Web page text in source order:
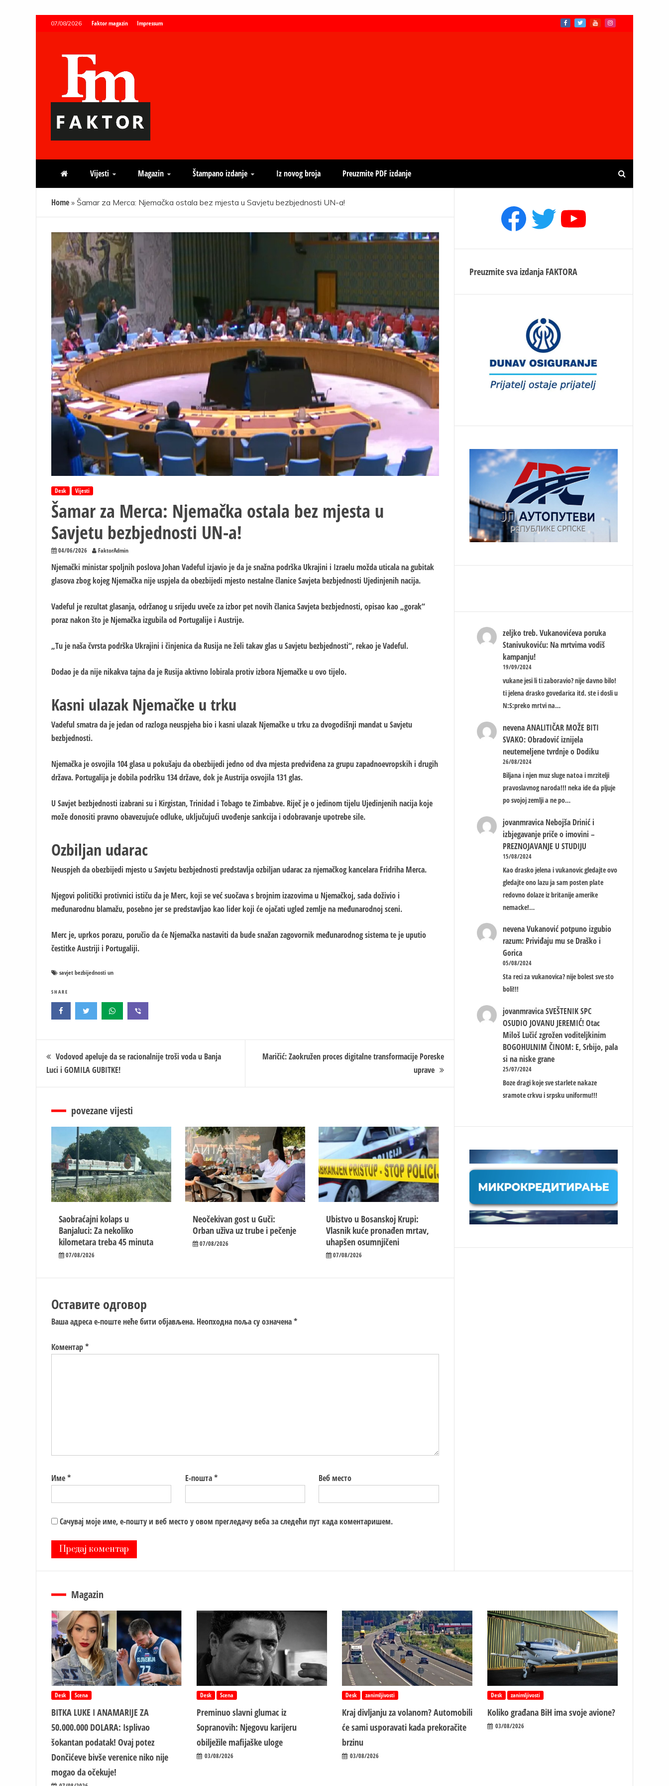
07/08/2026 Faktor magazin Impressum
Faktor magazin
Vijesti Magazin Štampano izdanje Iz novog broja Preuzmite PDF izdanje
Home » Šamar za Merca: Njemačka ostala bez mjesta u Savjetu bezbjednosti UN-a!
Desk Vijesti
Šamar za Merca: Njemačka ostala bez mjesta u
Savjetu bezbjednosti UN-a!
04/06/2026 FaktorAdmin
Njemački ministar spoljnih poslova Johan Vadeful izjavio je da je snažna podrška Ukrajini i Izraelu možda uticala na gubitak
glasova zbog kojeg Njemačka nije uspjela da obezbijedi mjesto nestalne članice Savjeta bezbjednosti Ujedinjenih nacija.
Vadeful je rezultat glasanja, održanog u srijedu uveče za izbor pet novih članica Savjeta bezbjednosti, opisao kao „gorak“
poraz nakon što je Njemačka izgubila od Portugalije i Austrije.
„Tu je naša čvrsta podrška Ukrajini i činjenica da Rusija ne želi takav glas u Savjetu bezbjednosti“, rekao je Vadeful.
Dodao je da nije nikakva tajna da je Rusija aktivno lobirala protiv izbora Njemačke u ovo tijelo.
Kasni ulazak Njemačke u trku
Vadeful smatra da je jedan od razloga neuspjeha bio i kasni ulazak Njemačke u trku za dvogodišnji mandat u Savjetu
bezbjednosti.
Njemačka je osvojila 104 glasa u pokušaju da obezbijedi jedno od dva mjesta predviđena za grupu zapadnoevropskih i drugih
država. Portugalija je dobila podršku 134 države, dok je Austrija osvojila 131 glas.
U Savjet bezbjednosti izabrani su i Kirgistan, Trinidad i Tobago te Zimbabve. Riječ je o jedinom tijelu Ujedinjenih nacija koje
može donositi pravno obavezujuće odluke, uključujući uvođenje sankcija i odobravanje upotrebe sile.
Ozbiljan udarac
Neuspjeh da obezbijedi mjesto u Savjetu bezbjednosti predstavlja ozbiljan udarac za njemačkog kancelara Fridriha Merca.
Njegovi politički protivnici ističu da je Merc, koji se već suočava s brojnim izazovima u Njemačkoj, sada doživio i
međunarodnu blamažu, posebno jer se predstavljao kao lider koji će ojačati ugled zemlje na međunarodnoj sceni.
Merc je, uprkos porazu, poručio da će Njemačka nastaviti da bude snažan zagovornik međunarodnog sistema te je uputio
čestitke Austriji i Portugaliji.
savjet bezbijednosti un
SHARE
Кретање
чланка
Vodovod apeluje da se racionalnije troši voda u Banja
Luci i GOMILA GUBITKE!
Maričić: Zaokružen proces digitalne transformacije Poreske
uprave
povezane vijesti
Saobraćajni kolaps u
Banjaluci: Za nekoliko
kilometara treba 45 minuta
07/08/2026
Neočekivan gost u Guči:
Orban uživa uz trube i pečenje
07/08/2026
Ubistvo u Bosanskoj Krupi:
Vlasnik kuće pronađen mrtav,
uhapšen osumnjičeni
07/08/2026
Оставите одговор
Ваша адреса е-поште неће бити објављена. Неопходна поља су означена*
Коментар*
Име* Е-пошта* Веб место
Сачувај моје име, е-пошту и веб место у овом прегледачу веба за следећи пут када коментаришем.
Facebook
TwitterYouTube
Preuzmite sva izdanja FAKTORA
zeljko treb. Vukanovićeva poruka
Stanivukoviću: Na mrtvima vodiš
kampanju!
19/09/2024
vukane jesi li ti zaboravio? nije davno bilo!
ti jelena drasko govedarica itd. ste i dosli u
N:S:preko mrtvi na…
nevena ANALITIČAR MOŽE BITI
SVAKO: Obradović iznijela
neutemeljene tvrdnje o Dodiku
26/08/2024
Biljana i njen muz sluge natoa i mrzitelji
pravoslavnog naroda!!! neka ide da pljuje
po svojoj zemlji a ne po…
jovanmravica Nebojša Drinić i
izbjegavanje priče o imovini –
PREZNOJAVANJE U STUDIJU
15/08/2024
Kao drasko jelena i vukanovic gledajte ovo
gledajte ono lazu ja sam posten plate
redovno dolaze iz britanije amerike
nemacke!…
nevena Vukanović potpuno izgubio
razum: Priviđaju mu se Draško i
Gorica
05/08/2024
Sta reci za vukanovica? nije bolest sve sto
boli!!!
jovanmravica SVEŠTENIK SPC
OSUDIO JOVANU JEREMIĆ! Otac
Miloš Lučić zgrožen voditeljkinim
BOGOHULNIM ČINOM: E, Srbijo, pala
si na niske grane
25/07/2024
Boze dragi koje sve starlete nakaze
sramote crkvu i srpsku uniformu!!!
Magazin
Desk Scena
BITKA LUKE I ANAMARIJE ZA
50.000.000 DOLARA: Isplivao
šokantan podatak! Ovaj potez
Dončićeve bivše verenice niko nije
mogao da očekuje!
Desk Scena
Preminuo slavni glumac iz
Sopranovih: Njegovu karijeru
obilježile mafijaške uloge
03/08/2026
Desk zanimljivosti
Kraj divljanju za volanom? Automobili
će sami usporavati kada prekoračite
brzinu
03/08/2026
Desk zanimljivosti
Koliko građana BiH ima svoje avione?
03/08/2026